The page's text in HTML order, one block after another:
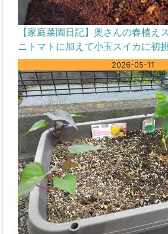
【家庭菜園日記】奥さんの春植え
ニトマトに加えて小玉スイカに初
2026-05-11